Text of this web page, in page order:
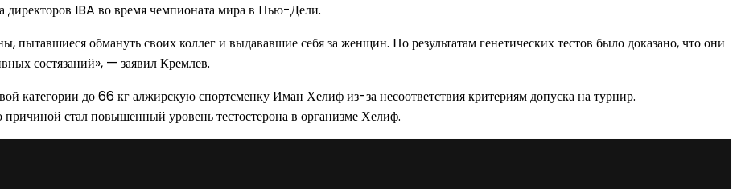
директоров IBA во время чемпионата мира в Нью-Дели.
обмануть своих коллег и выдававшие себя за женщин. По результатам генетических тестов было доказано, что они
состязаний», — заявил Кремлев.
категории до 66 кг алжирскую спортсменку Иман Хелиф из-за несоответствия критериям допуска на турнир.
стал повышенный уровень тестостерона в организме Хелиф.